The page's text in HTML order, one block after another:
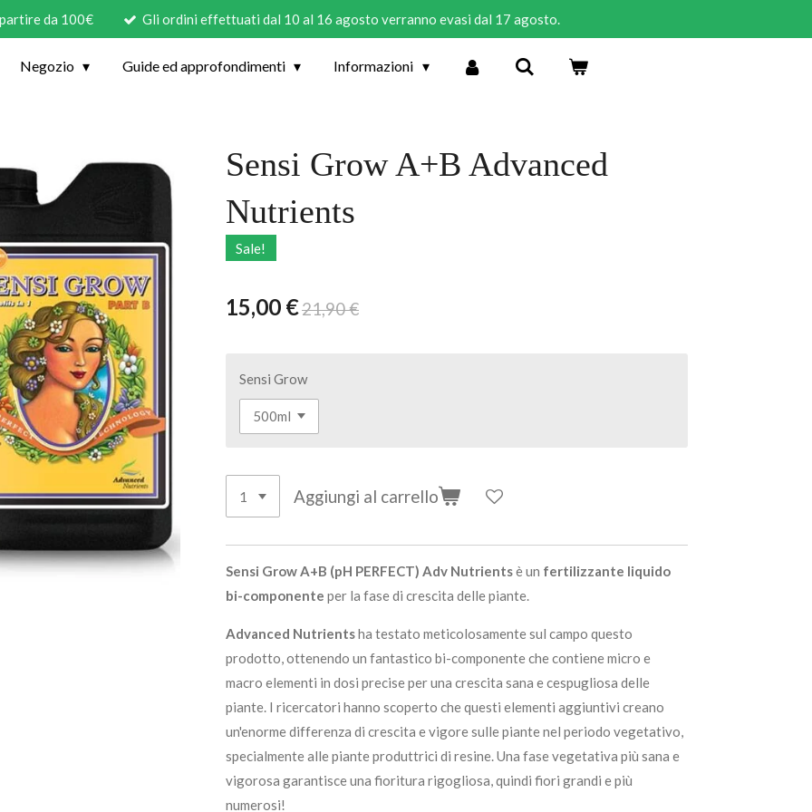
da 100€ Gli ordini effettuati dal 10 al 16 agosto verranno evasi dal 17 agosto.
Negozio Guide ed approfondimenti Informazioni
Sensi Grow A+B Advanced
Nutrients
Sale!
15,00 €21,90 €
Sensi Grow
Aggiungi al carrello
Sensi Grow A+B (pH PERFECT) Adv Nutrientsè un fertilizzante liquido
bi-componente per la fase di crescita delle piante.
Advanced Nutrientsha testato meticolosamente sul campo questo
prodotto, ottenendo un fantastico bi-componente che contiene micro e
macro elementi in dosi precise per una crescita sana e cespugliosa delle
piante. I ricercatori hanno scoperto che questi elementi aggiuntivi creano
un'enorme differenza di crescita e vigore sulle piante nel periodo vegetativo,
specialmente alle piante produttrici di resine. Una fase vegetativa più sana e
vigorosa garantisce una fioritura rigogliosa, quindi fiori grandi e più
numerosi!